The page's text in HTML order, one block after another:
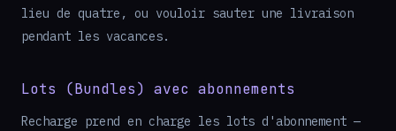
lieu de quatre, ou vouloir sauter une livraison
pendant les vacances.
Lots (Bundles) avec abonnements
Recharge prend en charge les lots d'abonnement —